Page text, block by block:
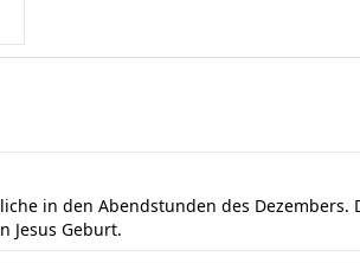
in den Abendstunden des
Jesus Geburt.